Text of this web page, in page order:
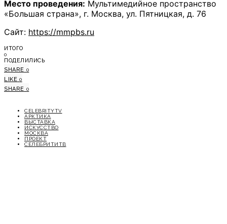
Место проведения: Мультимедийное пространство
«Большая страна», г. Москва, ул. Пятницкая, д. 76
Сайт: https://mmpbs.ru
ИТОГО
0
ПОДЕЛИЛИСЬ
SHARE 0
LIKE 0
SHARE 0
CELEBRITYTV
АРКТИКА
ВЫСТАВКА
ИСКУССТВО
МОСКВА
ПРОЕКТ
СЕЛЕБРИТИТВ